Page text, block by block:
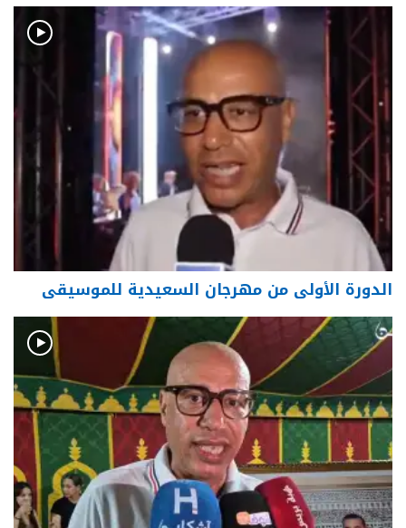
الدورة الأولى من مهرجان السعيدية للموسيقى